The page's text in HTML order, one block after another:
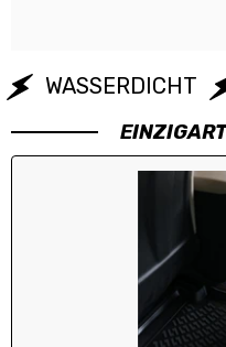
WASSERDICHT